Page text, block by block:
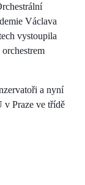
Václava
vystoupila
a nyní
v Praze ve třídě